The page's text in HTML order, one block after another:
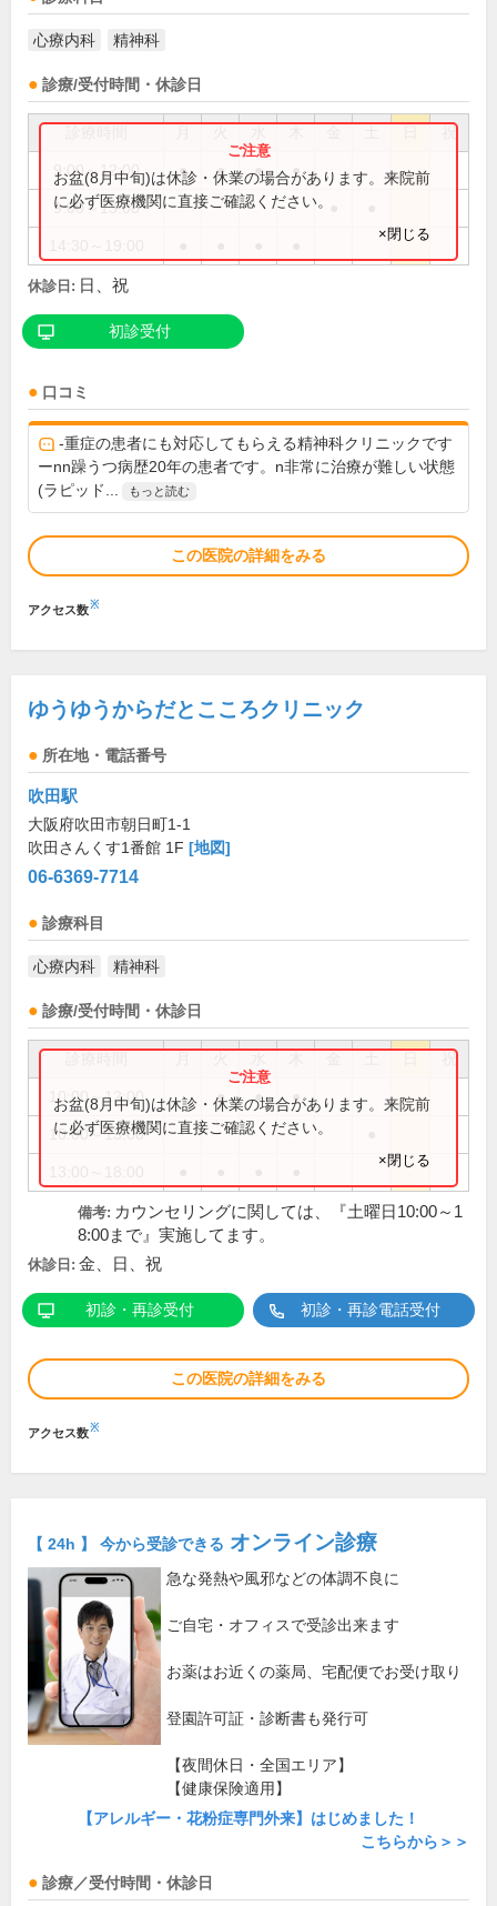
心療内科 精神科
診療/受付時間・休診日
祝
9:00～12:00 ● ● ● ●
9:00～13:00
お盆(8月中旬)は休診・休業の場合があります。来院前
に必ず医療機関に直接ご確認ください。
×閉じる
休診日: 日、祝
初診受付
口コミ
-重症の患者にも対応してもらえる精神科クリニックです
ーnn躁うつ病歴20年の患者です。n非常に治療が難しい状態
(ラピッド...
もっと読む
この医院の詳細をみる
アクセス数※
ゆうゆうからだとこころクリニック
所在地・電話番号
吹田駅
大阪府吹田市朝日町1-1
吹田さんくす1番館 1F [地図]
06-6369-7714
診療科目
心療内科 精神科
診療/受付時間・休診日
祝
10:00～12:00 ● ● ●
10:00～13:00
お盆(8月中旬)は休診・休業の場合があります。来院前
に必ず医療機関に直接ご確認ください。
×閉じる
備考: カウンセリングに関しては、『土曜日10:00～1
8:00まで』実施してます。
休診日: 金、日、祝
初診・再診受付 初診・再診電話受付
この医院の詳細をみる
アクセス数※
【 24h 】 今から受診できる オンライン診療
急な発熱や風邪などの体調不良に
ご自宅・オフィスで受診出来ます
お薬はお近くの薬局、宅配便でお受け取り
登園許可証・診断書も発行可
【夜間休日・全国エリア】
【健康保険適用】
【アレルギー・花粉症専門外来】はじめました！
こちらから＞＞
診療／受付時間・休診日